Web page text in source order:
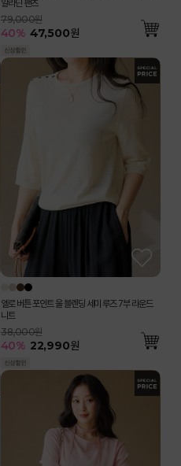
알라딘 팬츠
79,000원
40% 47,500원
엘로 버튼 포인트 울 블렌딩 세미 루즈 7부 라운드
니트
38,000원
40% 22,990원